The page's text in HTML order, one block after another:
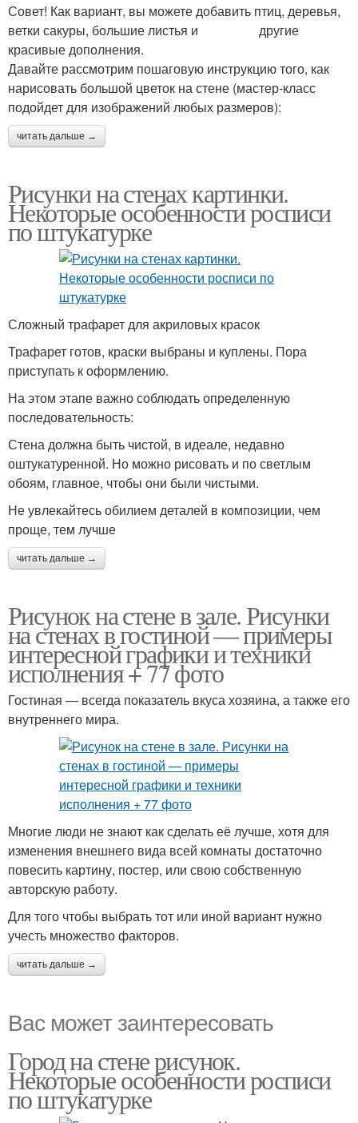
Совет! Как вариант, вы можете добавить птиц, деревья,
ветки сакуры, большие листья и другие
красивые дополнения.
Давайте рассмотрим пошаговую инструкцию того, как
нарисовать большой цветок на стене (мастер-класс
подойдет для изображений любых размеров):
читать дальше →
Рисунки на стенах картинки.
Некоторые особенности росписи
по штукатурке
Сложный трафарет для акриловых красок
Трафарет готов, краски выбраны и куплены. Пора
приступать к оформлению.
На этом этапе важно соблюдать определенную
последовательность:
Стена должна быть чистой, в идеале, недавно
оштукатуренной. Но можно рисовать и по светлым
обоям, главное, чтобы они были чистыми.
Не увлекайтесь обилием деталей в композиции, чем
проще, тем лучше
читать дальше →
Рисунок на стене в зале. Рисунки
на стенах в гостиной — примеры
интересной графики и техники
исполнения + 77 фото
Гостиная — всегда показатель вкуса хозяина, а также его
внутреннего мира.
Многие люди не знают как сделать её лучше, хотя для
изменения внешнего вида всей комнаты достаточно
повесить картину, постер, или свою собственную
авторскую работу.
Для того чтобы выбрать тот или иной вариант нужно
учесть множество факторов.
читать дальше →
Вас может заинтересовать
Город на стене рисунок.
Некоторые особенности росписи
по штукатурке